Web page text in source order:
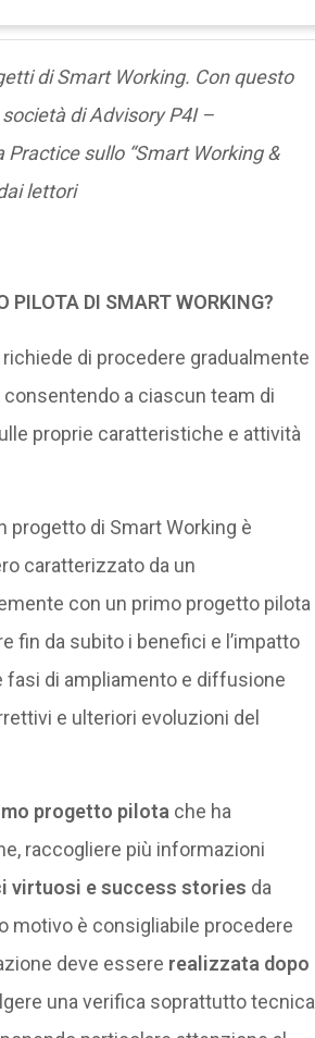
di Smart Working. Con questo
di Advisory P4I –
sullo “Smart Working &
lettori
PILOTA DI SMART WORKING?
di procedere gradualmente
consentendo a ciascun team di
proprie caratteristiche e attività
progetto di Smart Working è
caratterizzato da un
con un primo progetto pilota
fin da subito i benefici e l’impatto
di ampliamento e diffusione
e ulteriori evoluzioni del
progetto pilota che ha
raccogliere più informazioni
virtuosi e success stories da
motivo è consigliabile procedere
deve essere realizzata dopo
una verifica soprattutto tecnica